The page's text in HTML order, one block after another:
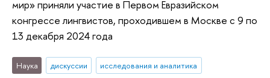
мир» приняли участие в Первом Евразийском
конгрессе лингвистов, проходившем в Москве с 9 по
13 декабря 2024 года
Наука дискуссии
исследования и аналитика